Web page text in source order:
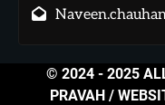
© 2024 - 2025
PRAVAH /